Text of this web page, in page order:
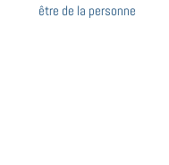
être de la personne